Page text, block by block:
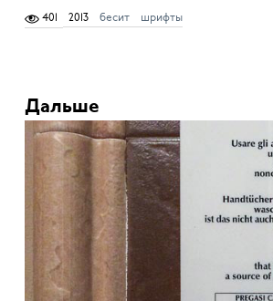
401 2013 бесит шрифты
Дальше